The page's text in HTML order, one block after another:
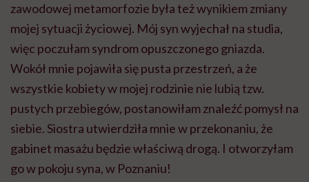
zawodowej metamorfozie była też wynikiem zmiany
mojej sytuacji życiowej. Mój syn wyjechał na studia,
więc poczułam syndrom opuszczonego gniazda.
Wokół mnie pojawiła się pusta przestrzeń, a że
wszystkie kobiety w mojej rodzinie nie lubią tzw.
pustych przebiegów, postanowiłam znaleźć pomysł na
siebie. Siostra utwierdziła mnie w przekonaniu, że
gabinet masażu będzie właściwą drogą. I otworzyłam
go w pokoju syna, w Poznaniu!